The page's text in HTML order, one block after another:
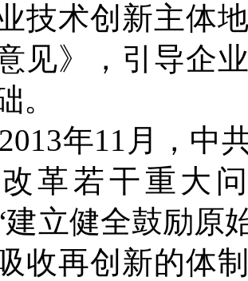
技术创新主体
见》，引导企
。
年11月，中共
革若干重大
建立健全鼓励原
收再创新的体